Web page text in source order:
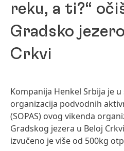
reku, a ti?“
Gradsko
Crkvi
Kompanija Henkel Srbija je
organizacija podvodnih
(SOPAS) ovog vikenda
Gradskog jezera u Beloj
izvučeno je više od 500kg